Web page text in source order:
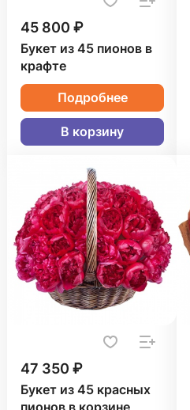
45 800 ₽
Букет из 45 пионов в
крафте
Подробнее
В корзину
47 350 ₽
Букет из 45 красных